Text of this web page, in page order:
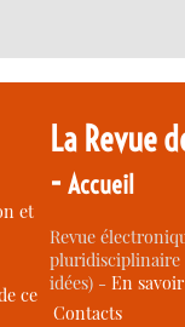
et
ce
La Revue
-Accueil
Revue
idées) -En
Contacts